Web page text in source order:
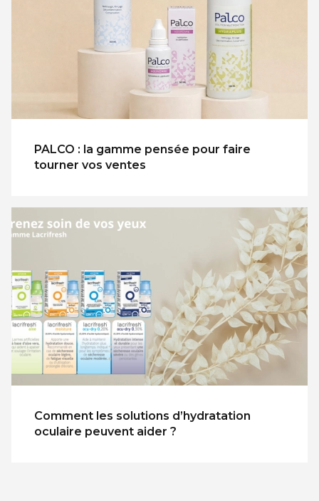
PALCO : la gamme pensée pour faire
tourner vos ventes
Comment les solutions d’hydratation
oculaire peuvent aider ?